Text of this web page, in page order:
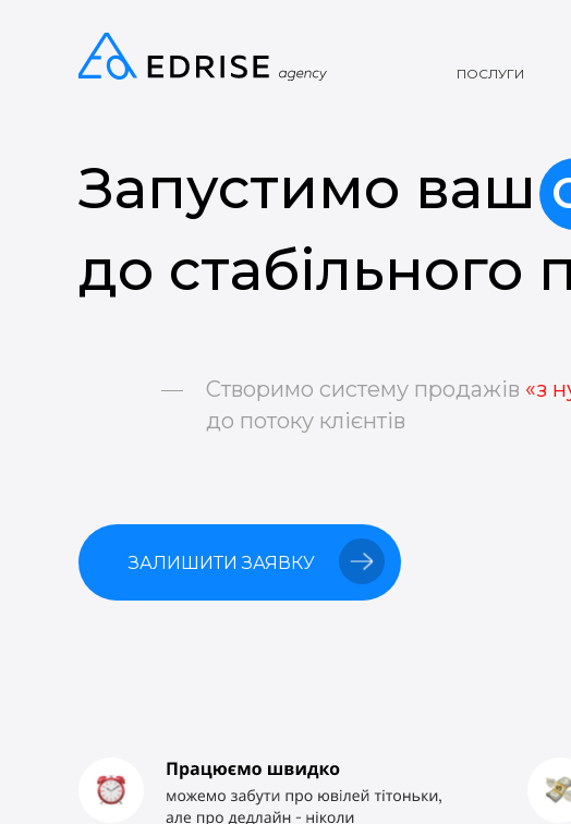
Запустимо ваш
до стабільного
Створимо систему продажів «з
до потоку клієнтів
ПОСЛУГИ
ЗАЛИШИТИ ЗАЯВКУ